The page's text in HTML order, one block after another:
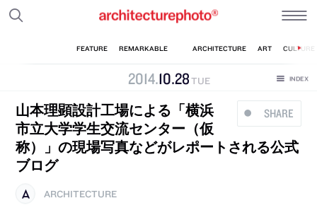
2014.10.28 TUE
SHARE
山本理顕設計工場による「横浜
市立大学学生交流センター（仮
称）」の現場写真などがレポートされる公式
ブログ
ARCHITECTURE